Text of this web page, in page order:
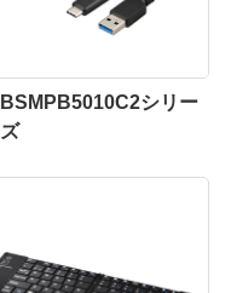
BSMPB5010C2シリー
ズ